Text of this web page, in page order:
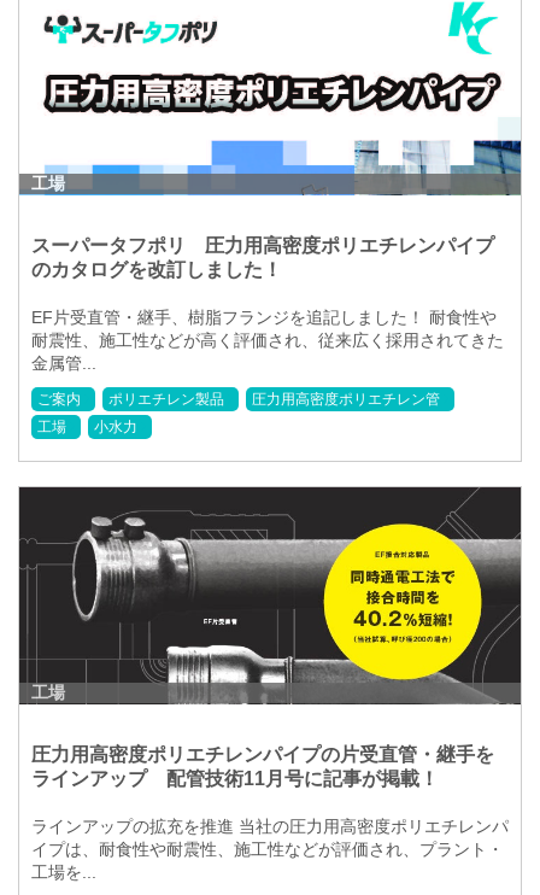
工場
スーパータフポリ 圧力用高密度ポリエチレンパイプ
のカタログを改訂しました！
EF片受直管・継手、樹脂フランジを追記しました！ 耐食性や
耐震性、施工性などが高く評価され、従来広く採用されてきた
金属管...
ご案内 ポリエチレン製品
圧力用高密度ポリエチレン管
工場
小水力
工場
圧力用高密度ポリエチレンパイプの片受直管・継手を
ラインアップ 配管技術11月号に記事が掲載！
ラインアップの拡充を推進 当社の圧力用高密度ポリエチレンパ
イプは、耐食性や耐震性、施工性などが評価され、プラント・
工場を...